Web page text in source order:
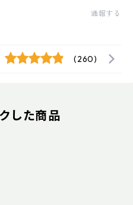
通報する
(260)
した商品